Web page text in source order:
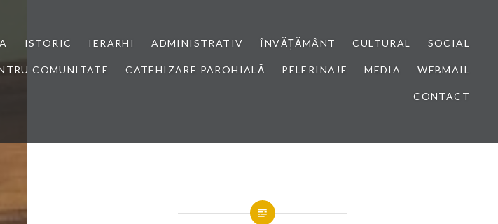
ISTORIC IERARHI ADMINISTRATIV ÎNVĂȚĂMÂNT CULTURAL SOCIAL
COMUNITATE CATEHIZARE PAROHIALĂ PELERINAJE MEDIA WEBMAIL
CONTACT